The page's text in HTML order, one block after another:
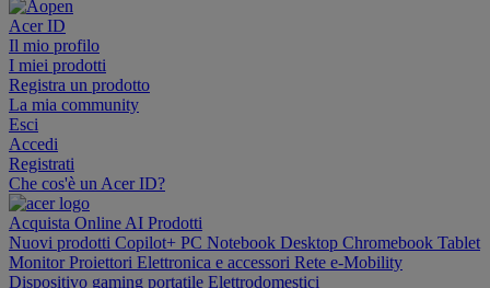
Acer ID
Il mio profilo
I miei prodotti
Registra un prodotto
La mia community
Esci
Accedi
Registrati
Che cos'è un Acer ID?
Acquista Online AI Prodotti
Nuovi prodotti Copilot+ PC Notebook Desktop Chromebook Tablet
MonitorProiettori Elettronica e accessori Rete e-Mobility
Dispositivo gaming portatile Elettrodomestici